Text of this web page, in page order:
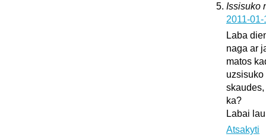
Issisuko
2011-
Laba
naga ar
matos
uzsisuko
ka?
Labai
Atsakyti